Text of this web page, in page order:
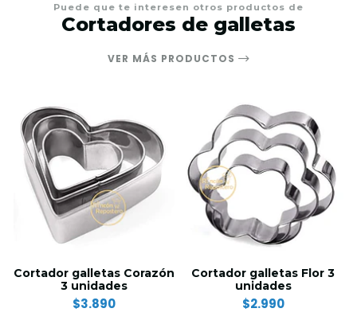
Puede que te interesen otros productos de
Cortadores de galletas
VER MÁS PRODUCTOS
Cortador galletas Corazón
3 unidades
$3.890
Cortador galletas Flor 3
unidades
$2.990